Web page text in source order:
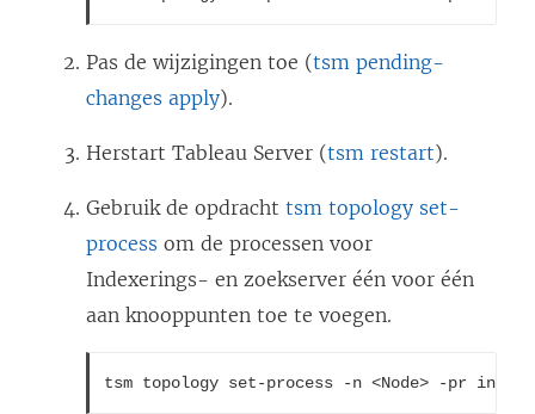
Pas de wijzigingen toe (tsm pending-
changes apply).
Herstart Tableau Server (tsm restart).
Gebruik de opdracht tsm topology set-
process om de processen voor
Indexerings- en zoekserver één voor één
aan knooppunten toe te voegen.
tsm topology set-process -n <Node> -pr